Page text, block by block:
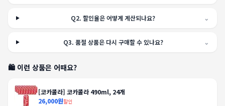
Q2.할인율은 어떻게 계산되나요? ⌄
Q3. 품절 상품은 다시 구매할 수 있나요? ⌄
🛍️ 이런 상품은 어때요?
[코카콜라] 코카콜라 490ml, 24개
26,000원할인